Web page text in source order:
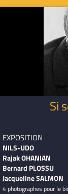
Si
EXPOSITION
NILS-UDO
Rajak OHANIAN
Bernard PLOSSU
Jacqueline SALMON
4 photographes pour le